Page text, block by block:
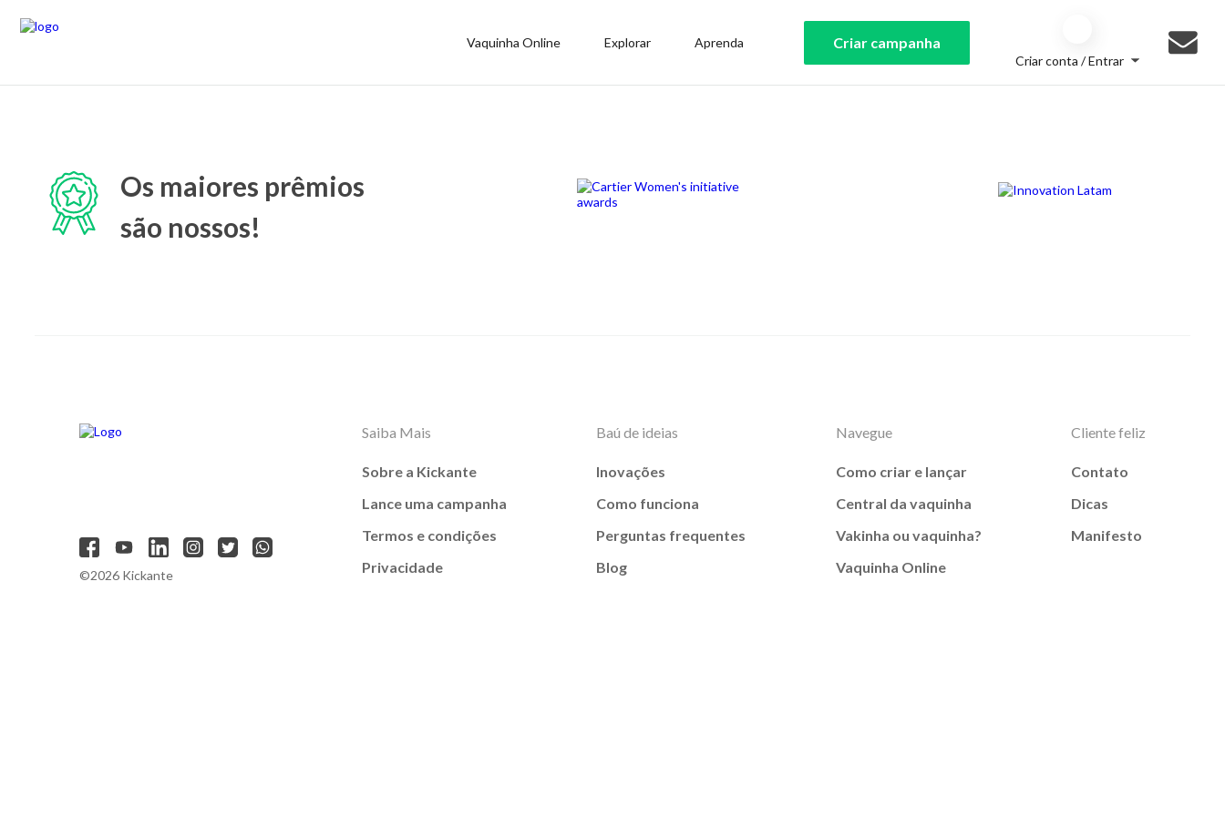
Vaquinha Online Explorar Aprenda Criar campanha
Criar conta / Entrar
Os maiores prêmios
são nossos!
©2026 Kickante
Saiba Mais
Sobre a Kickante
Lance uma campanha
Termos e condições
Privacidade
Baú de ideias
Inovações
Como funciona
Perguntas frequentes
Blog
Navegue
Como criar e lançar
Central da vaquinha
Vakinha ou vaquinha?
Vaquinha Online
Cliente feliz
Contato
Dicas
Manifesto